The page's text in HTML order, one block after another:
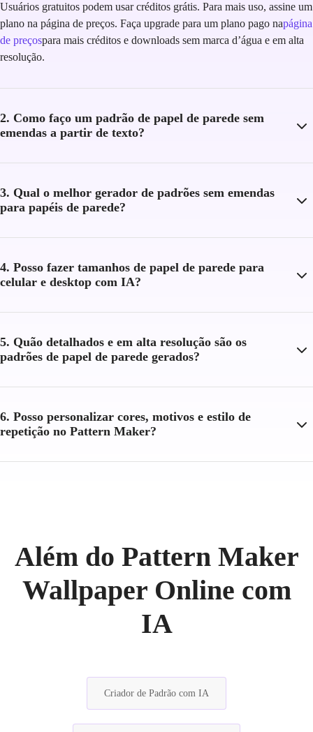
Usuários gratuitos podem usar créditos grátis. Para mais uso, assine um
plano na página de preços. Faça upgrade para um plano pago napágina
de preçospara mais créditos e downloads sem marca d’água e em alta
resolução.
2. Como faço um padrão de papel de parede sem
emendas a partir de texto?
3. Qual o melhor gerador de padrões sem emendas
para papéis de parede?
4. Posso fazer tamanhos de papel de parede para
celular e desktop com IA?
5. Quão detalhados e em alta resolução são os
padrões de papel de parede gerados?
6. Posso personalizar cores, motivos e estilo de
repetição no Pattern Maker?
Além do Pattern Maker
Wallpaper Online com
IA
Criador de Padrão com IA